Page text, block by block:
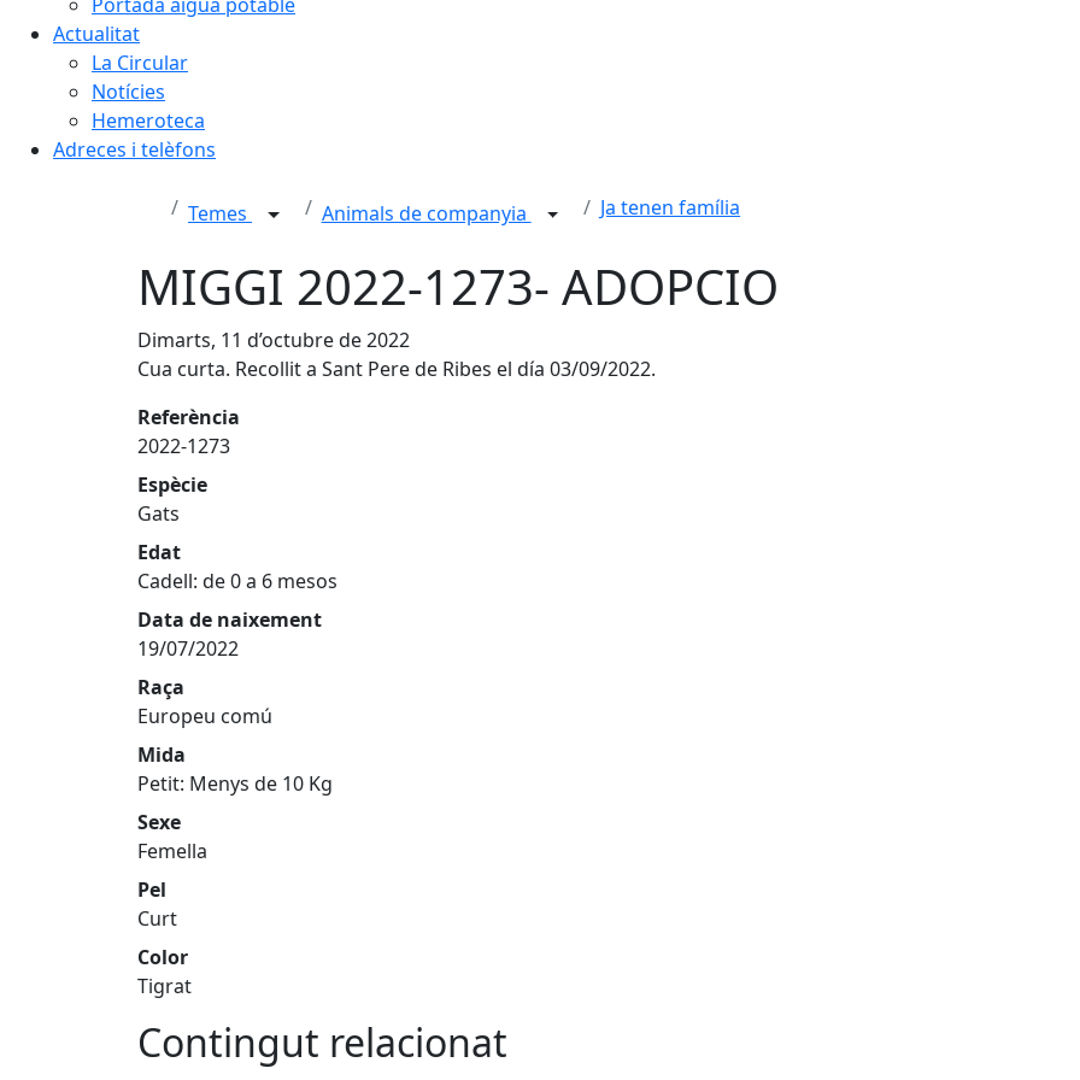
Actualitat
La Circular
Notícies
Hemeroteca
Adreces i telèfons
Temes Animals de companyia Ja tenen família
MIGGI 2022-1273- ADOPCIO
Dimarts, 11 d’octubre de 2022
Cua curta. Recollit a Sant Pere de Ribes el día 03/09/2022.
Referència
2022-1273
Espècie
Gats
Edat
Cadell: de 0 a 6 mesos
Data de naixement
19/07/2022
Raça
Europeu comú
Mida
Petit: Menys de 10 Kg
Sexe
Femella
Pel
Curt
Color
Tigrat
Contingut relacionat